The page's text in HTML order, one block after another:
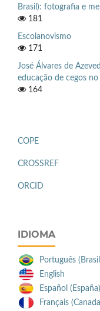
Brasil): fotografia e
181
Escolanovismo
171
José Álvares de
educação de cegos
164
COPE
CROSSREF
ORCID
IDIOMA
Português
English
Español (España)
Français